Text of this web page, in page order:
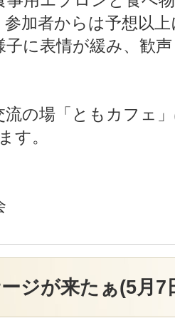
参加者からは予想以
子に表情が緩み、歓
流の場「ともカフェ
す。
ジが来たぁ(5月7